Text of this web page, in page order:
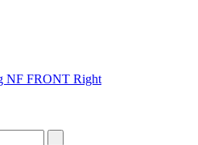
NF FRONT Right